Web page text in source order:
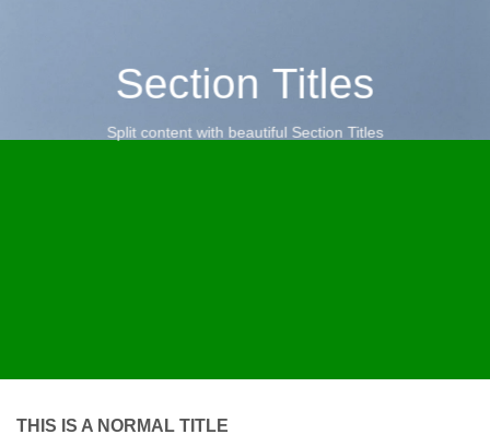
Section Titles
Split content with beautiful Section Titles
THIS IS A NORMAL TITLE